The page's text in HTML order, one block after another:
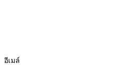
อีเมล์